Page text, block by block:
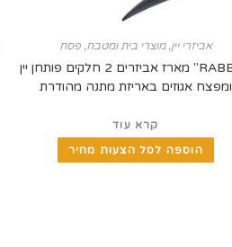
אביזרי יין,מוצרי בית ומטבח,פסח
"RABBIT" מארז אביזרים 2 חלקים פותחן יין
ומפצח אגוזים באריזת מתנה מהודרת
קרא עוד
הוספה לסל הצעות מחיר